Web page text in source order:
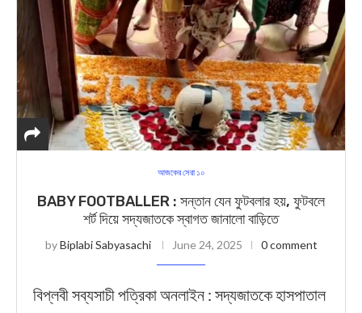
আজকের সেরা ১০
BABY FOOTBALLER : সন্তান যেন ফুটবলার হয়, ফুটবলে
শর্ট দিয়ে সদ্যজাতকে স্বাগত জানালো বাড়িতে
byBiplabi Sabyasachi June 24, 2025 0 comment
বিপ্লবী সব্যসাচী পত্রিকা অনলাইন : সদ্যজাতকে হাসপাতাল